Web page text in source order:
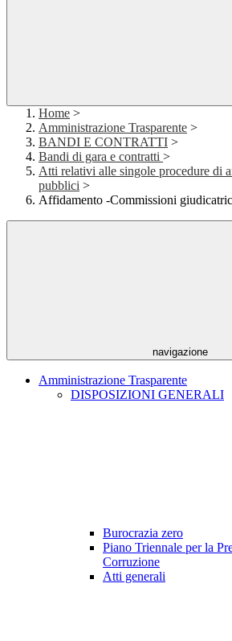
Home >
Amministrazione Trasparente >
BANDI E CONTRATTI >
Bandi di gara e contratti >
Atti relativi alle singole procedure di
pubblici >
Affidamento -Commissioni
navigazione
Amministrazione Trasparente
DISPOSIZIONI GENERALI
Burocrazia zero
Piano Triennale per la
Corruzione
Atti generali